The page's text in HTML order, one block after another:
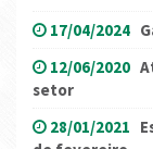
17/04/2024
12/06/2020
setor
28/01/2021